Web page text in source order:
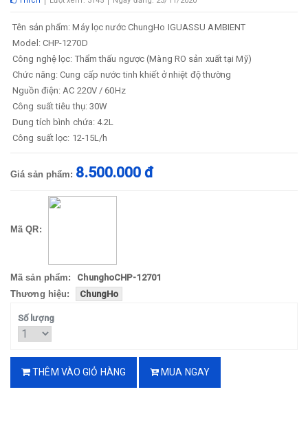
Tên sản phẩm: Máy lọc nước ChungHo IGUASSU AMBIENT
Model: CHP-1270D
Công nghệ lọc: Thẩm thấu ngược (Màng RO sản xuất tại Mỹ)
Chức năng: Cung cấp nước tinh khiết ở nhiệt độ thường
Nguồn điện: AC 220V / 60Hz
Công suất tiêu thụ: 30W
Dung tích bình chứa: 4.2L
Công suất lọc: 12-15L/h
Giá sản phẩm: 8.500.000 đ
Mã QR:
Mã sản phẩm:
ChunghoCHP-12701
Thương hiệu:
ChungHo
Số lượng
THÊM VÀO GIỎ HÀNG MUA NGAY